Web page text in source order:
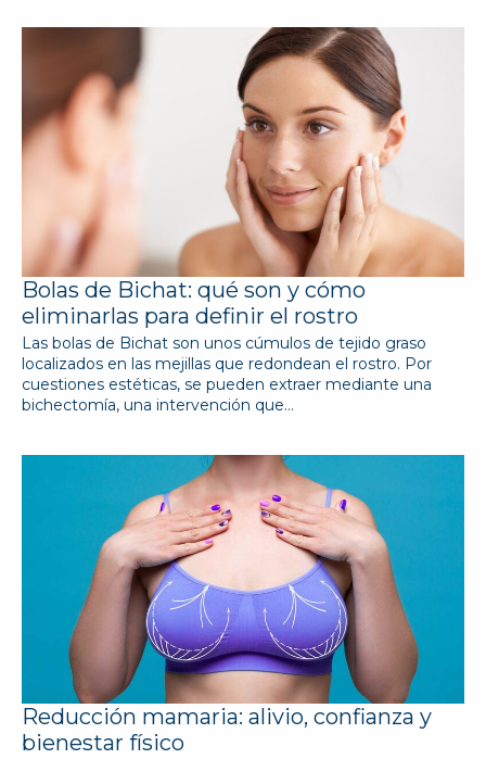
Bolas de Bichat: qué son y cómo
eliminarlas para definir el rostro
Las bolas de Bichat son unos cúmulos de tejido graso
localizados en las mejillas que redondean el rostro. Por
cuestiones estéticas, se pueden extraer mediante una
bichectomía, una intervención que…
Reducción mamaria: alivio, confianza y
bienestar físico